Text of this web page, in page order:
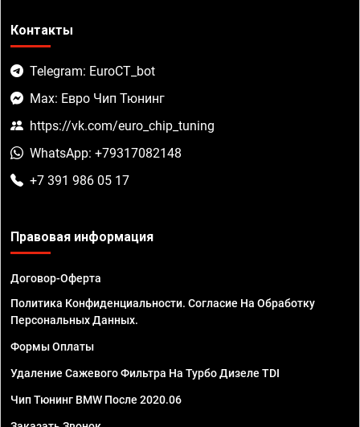
Контакты
Telegram: EuroCT_bot
Max: Евро Чип Тюнинг
https://vk.com/euro_chip_tuning
WhatsApp: +79317082148
+7 391 986 05 17
Правовая информация
Договор-Оферта
Политика Конфиденциальности. Согласие На Обработку
Персональных Данных.
Формы Оплаты
Удаление Сажевого Фильтра На Турбо Дизеле TDI
Чип Тюнинг BMW После 2020.06